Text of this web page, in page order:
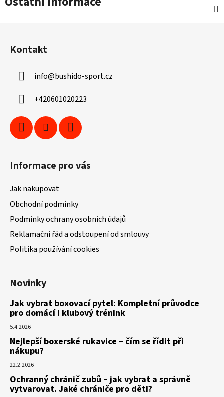
Kontakt
info@bushido-sport.cz
+420601020223
Informace pro vás
Jak nakupovat
Obchodní podmínky
Podmínky ochrany osobních údajů
Reklamační řád a odstoupení od smlouvy
Politika používání cookies
Novinky
Jak vybrat boxovací pytel: Kompletní průvodce
pro domácí i klubový trénink
5.4.2026
Nejlepší boxerské rukavice – čím se řídit při
nákupu?
22.2.2026
Ochranný chránič zubů – jak vybrat a správně
vytvarovat. Jaké chrániče pro děti?